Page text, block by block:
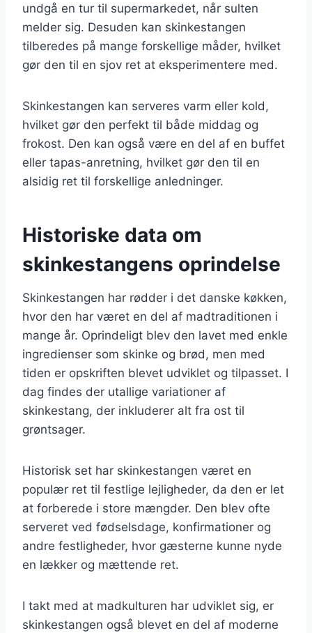
undgå en tur til supermarkedet, når sulten
melder sig. Desuden kan skinkestangen
tilberedes på mange forskellige måder, hvilket
gør den til en sjov ret at eksperimentere med.
Skinkestangen kan serveres varm eller kold,
hvilket gør den perfekt til både middag og
frokost. Den kan også være en del af en buffet
eller tapas-anretning, hvilket gør den til en
alsidig ret til forskellige anledninger.
Historiske data om
skinkestangens oprindelse
Skinkestangen har rødder i det danske køkken,
hvor den har været en del af madtraditionen i
mange år. Oprindeligt blev den lavet med enkle
ingredienser som skinke og brød, men med
tiden er opskriften blevet udviklet og tilpasset. I
dag findes der utallige variationer af
skinkestang, der inkluderer alt fra ost til
grøntsager.
Historisk set har skinkestangen været en
populær ret til festlige lejligheder, da den er let
at forberede i store mængder. Den blev ofte
serveret ved fødselsdage, konfirmationer og
andre festligheder, hvor gæsterne kunne nyde
en lækker og mættende ret.
I takt med at madkulturen har udviklet sig, er
skinkestangen også blevet en del af moderne